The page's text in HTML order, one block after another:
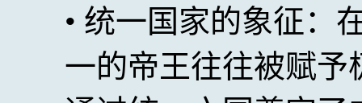
• 统一国家的象征：
一的帝王往往被赋